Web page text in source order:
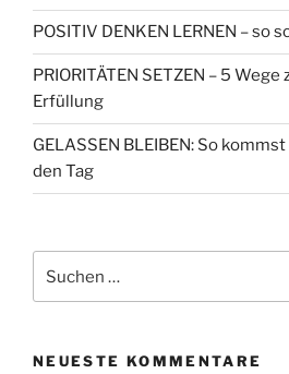
POSITIV DENKEN LERNEN – so
PRIORITÄTEN SETZEN – 5 Wege
Erfüllung
GELASSEN BLEIBEN: So
den Tag
nach:
NEUESTE KOMMENTARE